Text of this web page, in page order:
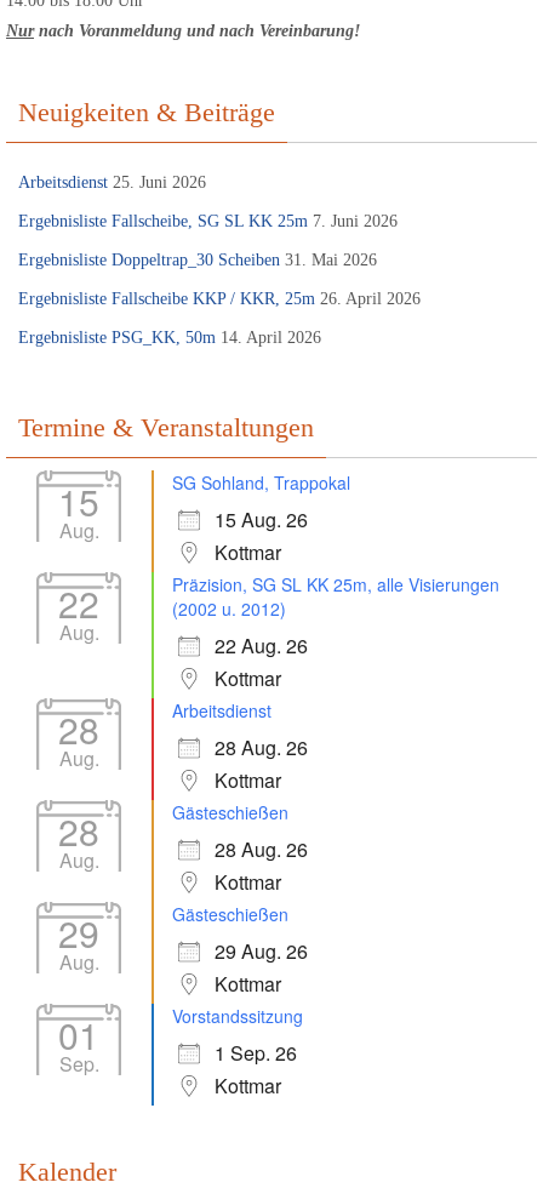
Nurnach Voranmeldung und nach Vereinbarung!
Neuigkeiten & Beiträge
Arbeitsdienst 25. Juni 2026
Ergebnisliste Fallscheibe, SG SL KK 25m 7. Juni 2026
Ergebnisliste Doppeltrap_30 Scheiben 31. Mai 2026
Ergebnisliste Fallscheibe KKP / KKR, 25m 26. April 2026
Ergebnisliste PSG_KK, 50m 14. April 2026
Termine & Veranstaltungen
15
Aug.
SG Sohland, Trappokal
15 Aug. 26
Kottmar
22
Aug.
Präzision, SG SL KK 25m, alle Visierungen
(2002 u. 2012)
22 Aug. 26
Kottmar
28
Aug.
Arbeitsdienst
28 Aug. 26
Kottmar
28
Aug.
Gästeschießen
28 Aug. 26
Kottmar
29
Aug.
Gästeschießen
29 Aug. 26
Kottmar
01
Sep.
Vorstandssitzung
1 Sep. 26
Kottmar
Kalender